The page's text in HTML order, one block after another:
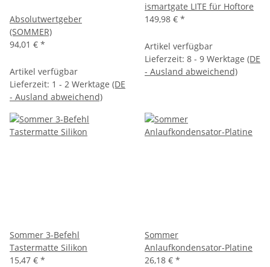
Absolutwertgeber
(SOMMER)
94,01 € *
Artikel verfügbar
Lieferzeit: 1 - 2 Werktage (DE
- Ausland abweichend)
ismartgate LITE für Hoftore
149,98 € *
Artikel verfügbar
Lieferzeit: 8 - 9 Werktage (DE
- Ausland abweichend)
Sommer 3-Befehl
Tastermatte Silikon
15,47 € *
Sommer
Anlaufkondensator-Platine
26,18 € *